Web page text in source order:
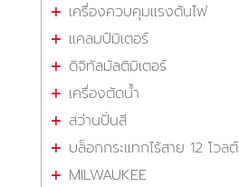
เครื่องควบคุมแรงดันไฟ
แคลมป์มิเตอร์
ดิจิทัลมัลติมิเตอร์
เครื่องตัดน้ำ
สว่านปั่นสี
บล็อกกระแทกไร้สาย 12 โวลต์
MILWAUKEE